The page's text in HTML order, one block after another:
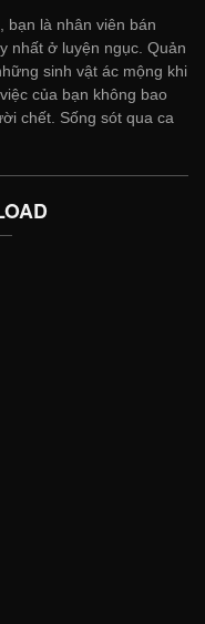
bạn là nhân viên bán
nhất ở luyện ngục. Quản
sinh vật ác mộng khi
của bạn không bao
chết. Sống sót qua ca